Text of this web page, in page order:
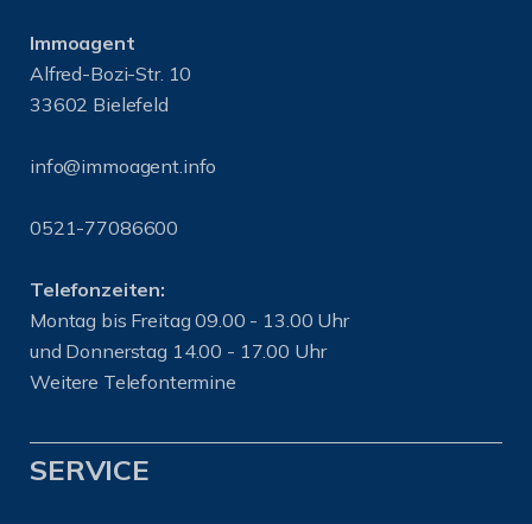
Immoagent
Alfred-Bozi-Str. 10
33602 Bielefeld
info@immoagent.info
0521-77086600
Telefonzeiten:
Montag bis Freitag 09.00 - 13.00 Uhr
und Donnerstag 14.00 - 17.00 Uhr
Weitere Telefontermine
SERVICE